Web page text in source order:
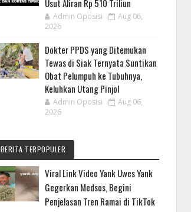
Usut Aliran Rp 510 Triliun
Admin Oposisi
Aug 06,
2026
Dokter PPDS yang Ditemukan
Tewas di Siak Ternyata Suntikan
Obat Pelumpuh ke Tubuhnya,
Keluhkan Utang Pinjol
Admin Oposisi
Aug 06,
2026
BERITA TERPOPULER
Viral Link Video Yank Uwes Yank
Gegerkan Medsos, Begini
Penjelasan Tren Ramai di TikTok